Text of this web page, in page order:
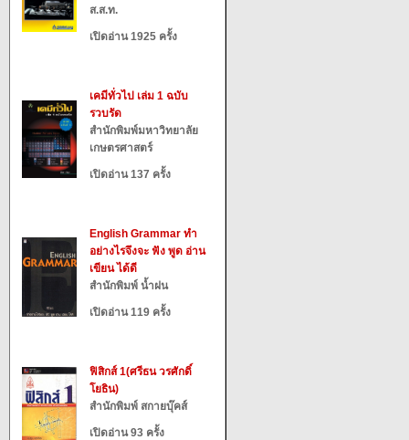
ส.ส.ท.
เปิดอ่าน 1925 ครั้ง
เคมีทั่วไป เล่ม 1 ฉบับ
รวบรัด
สำนักพิมพ์มหาวิทยาลัย
เกษตรศาสตร์
เปิดอ่าน 137 ครั้ง
English Grammar ทำ
อย่างไรจึงจะ ฟัง พูด อ่าน
เขียน ได้ดี
สำนักพิมพ์ น้ำฝน
เปิดอ่าน 119 ครั้ง
ฟิสิกส์ 1(ศรีธน วรศักดิ์
โยธิน)
สำนักพิมพ์ สกายบุ๊คส์
เปิดอ่าน 93 ครั้ง